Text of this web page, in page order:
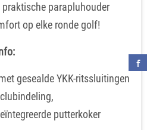
parapluhouder
op elke ronde golf!
gesealde YKK-ritssluitingen
putterkoker